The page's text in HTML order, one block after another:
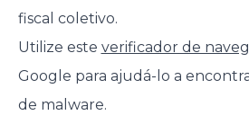
fiscal coletivo.
Utilize este verificador de
Google para ajudá-lo a
de malware.